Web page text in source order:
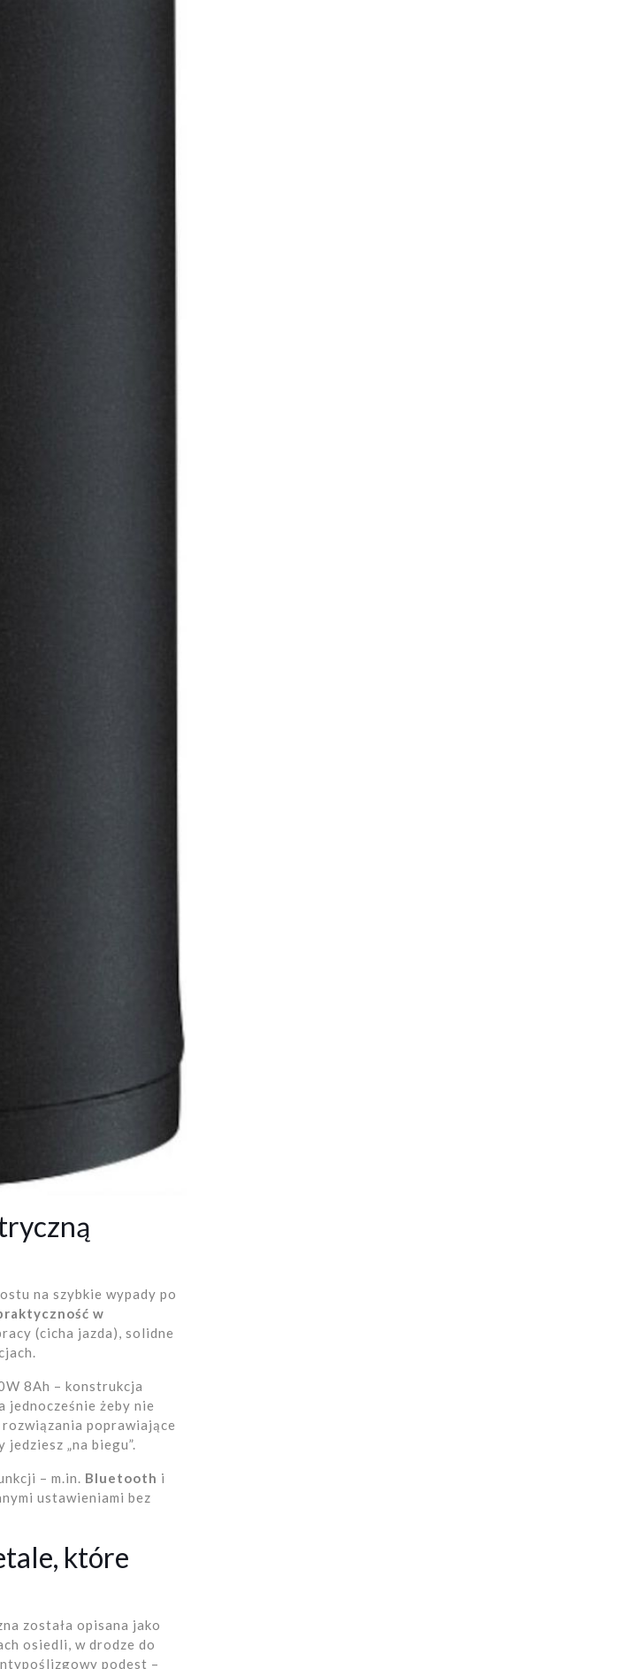
na szybkie wypady po
w
(cicha jazda), solidne
8Ah – konstrukcja
jednocześnie żeby nie
poprawiające
„na biegu”.
– m.in. Bluetooth i
ustawieniami bez
które
została opisana jako
osiedli, w drodze do
podest –